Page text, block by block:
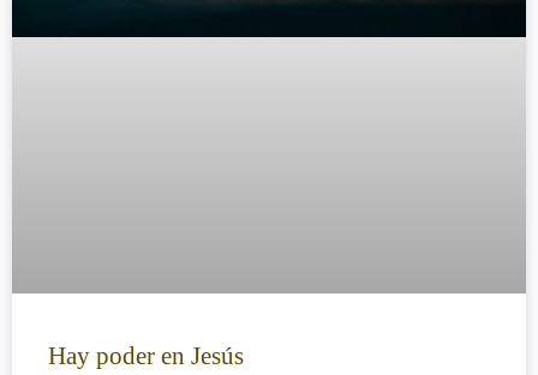
Hay poder en Jesús